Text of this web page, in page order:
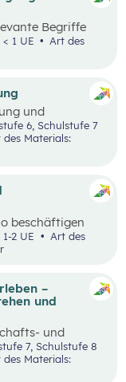
Begriffe
gibt es
Begriffen.
1 UE
und
werden
Schulstufe 5, Schulstufe 8, Schulstufe 6, Schulstufe 7
beschäftigen
dem
offenzulegen,
2 UE
–
und
und
Schulstufe 5, Schulstufe 6, Schulstufe 7, Schulstufe 8